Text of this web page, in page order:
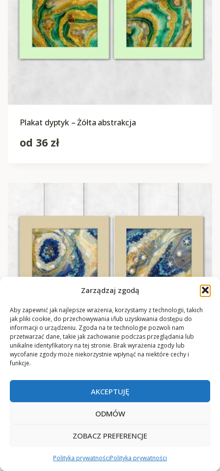
Zarządzaj zgodą
Aby zapewnić jak najlepsze wrażenia, korzystamy z technologii, takich
jak pliki cookie, do przechowywania i/lub uzyskiwania dostępu do
informacji o urządzeniu. Zgoda na te technologie pozwoli nam
przetwarzać dane, takie jak zachowanie podczas przeglądania lub
unikalne identyfikatory na tej stronie. Brak wyrażenia zgody lub
wycofanie zgody może niekorzystnie wpłynąć na niektóre cechy i
funkcje.
AKCEPTUJĘ
ODMÓW
ZOBACZ PREFERENCJE
Polityka prywatnościPolityka prywatności
Plakat dyptyk – Żółta abstrakcja
od 36 zł
Dwa plakaty z reprodukcjami obrazów z żywicy